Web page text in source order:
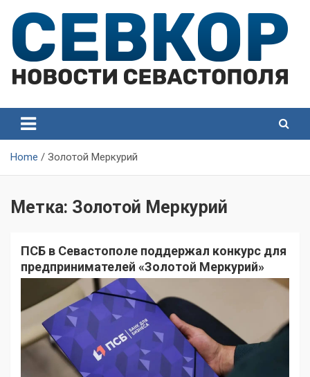
content
Севастополя
Севастополя
Home Золотой Меркурий
Метка: Золотой Меркурий
ПСБ в Севастополе поддержал конкурс для
предпринимателей «Золотой Меркурий»